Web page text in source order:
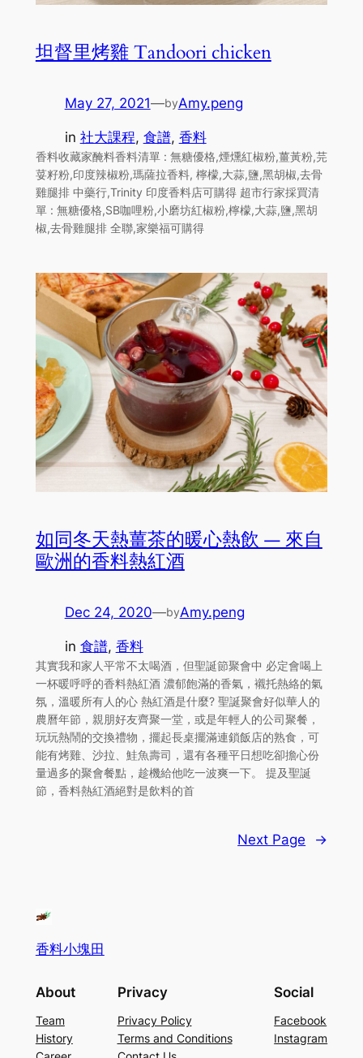
坦督里烤雞 Tandoori chicken
May 27, 2021—byAmy.peng
in 社大課程, 食譜, 香料
香料收藏家醃料香料清單 : 無糖優格,煙燻紅椒粉,薑黃粉,芫
荽籽粉,印度辣椒粉,瑪薩拉香料, 檸檬,大蒜,鹽,黑胡椒,去骨
雞腿排 中藥行,Trinity 印度香料店可購得 超市行家採買清
單 : 無糖優格,SB咖哩粉,小磨坊紅椒粉,檸檬,大蒜,鹽,黑胡
椒,去骨雞腿排 全聯,家樂福可購得
如同冬天熱薑茶的暖心熱飲 — 來自
歐洲的香料熱紅酒
Dec 24, 2020—byAmy.peng
in 食譜, 香料
其實我和家人平常不太喝酒，但聖誕節聚會中 必定會喝上
一杯暖呼呼的香料熱紅酒 濃郁飽滿的香氣，襯托熱絡的氣
氛，溫暖所有人的心 熱紅酒是什麼? 聖誕聚會好似華人的
農曆年節，親朋好友齊聚一堂，或是年輕人的公司聚餐，
玩玩熱鬧的交換禮物，擺起長桌擺滿連鎖飯店的熟食，可
能有烤雞、沙拉、鮭魚壽司，還有各種平日想吃卻擔心份
量過多的聚會餐點，趁機給他吃一波爽一下。 提及聖誕
節，香料熱紅酒絕對是飲料的首
Next Page →
香料小塊田
About
Team
History
Privacy
Privacy Policy
Terms and Conditions
Social
Facebook
Instagram